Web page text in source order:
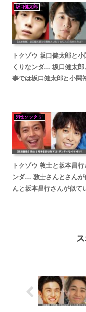
坂口健太郎
トクゾウ 坂口健太郎と
くりなンダ… 坂口健太
事では坂口健太郎と小関
男性ソックリ!
トクゾウ 敦士と坂本昌
ンダ… 敦士さんとさんが
んと坂本昌行さんが似て